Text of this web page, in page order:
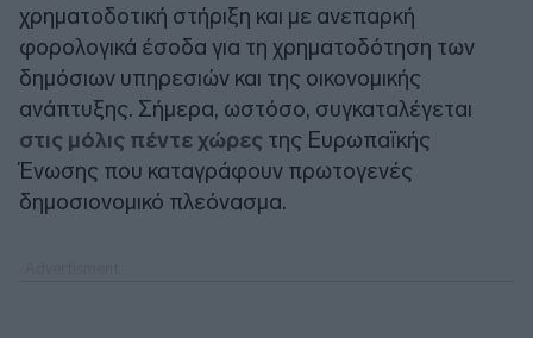
χρηματοδοτική στήριξη και με ανεπαρκή
φορολογικά έσοδα για τη χρηματοδότηση των
δημόσιων υπηρεσιών και της οικονομικής
ανάπτυξης. Σήμερα, ωστόσο, συγκαταλέγεται
στις μόλις πέντε χώρες της Ευρωπαϊκής
Ένωσης που καταγράφουν πρωτογενές
δημοσιονομικό πλεόνασμα.